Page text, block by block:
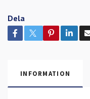
Dela
INFORMATION